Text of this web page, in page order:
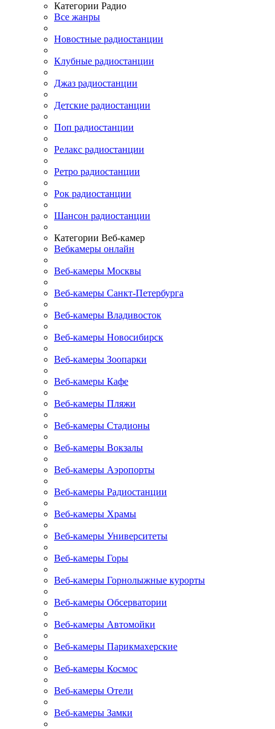
Категории Радио
Все жанры
Новостные радиостанции
Клубные радиостанции
Джаз радиостанции
Детские радиостанции
Поп радиостанции
Релакс радиостанции
Ретро радиостанции
Рок радиостанции
Шансон радиостанции
Категории Веб-камер
Вебкамеры онлайн
Веб-камеры Москвы
Веб-камеры Санкт-Петербурга
Веб-камеры Владивосток
Веб-камеры Новосибирск
Веб-камеры Зоопарки
Веб-камеры Кафе
Веб-камеры Пляжи
Веб-камеры Стадионы
Веб-камеры Вокзалы
Веб-камеры Аэропорты
Веб-камеры Радиостанции
Веб-камеры Храмы
Веб-камеры Университеты
Веб-камеры Горы
Веб-камеры Горнолыжные курорты
Веб-камеры Обсерватории
Веб-камеры Автомойки
Веб-камеры Парикмахерские
Веб-камеры Космос
Веб-камеры Отели
Веб-камеры Замки